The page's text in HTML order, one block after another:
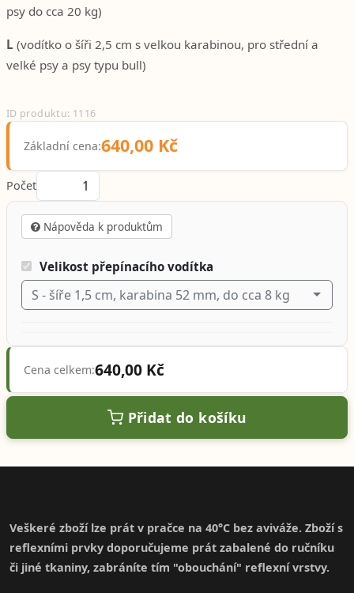
psy do cca 20 kg)
L (vodítko o šíři 2,5 cm s velkou karabinou, pro střední a
velké psy a psy typu bull)
ID produktu: 1116
Základní cena:640,00 Kč
Počet
Nápověda k produktům
Velikost přepínacího vodítka
S - šíře 1,5 cm, karabina 52 mm, do cca 8 kg
Cena celkem:640,00 Kč
Přidat do košíku
Veškeré zboží lze prát v pračce na 40°C bez aviváže. Zboží s
reflexními prvky doporučujeme prát zabalené do ručníku
či jiné tkaniny, zabráníte tím "obouchání" reflexní vrstvy.